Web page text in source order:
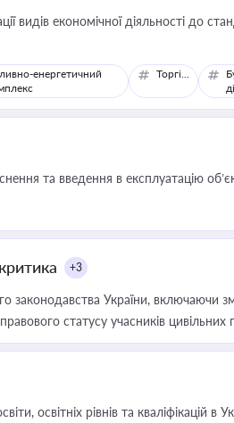
видів економічної діяльності до
енергетичний
Торгівля
та введення в експлуатацію
+3
законодавства України, включаючи
статусу учасників цивільних
освітніх рівнів та кваліфікацій в